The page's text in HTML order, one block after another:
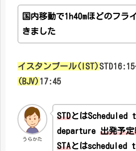
国内移動で1h40mほどのフラ
きました
イスタンブール(IST)
(BJV)17:45
うらかた
STDとはScheduled
departure出発予
STAとはscheduled